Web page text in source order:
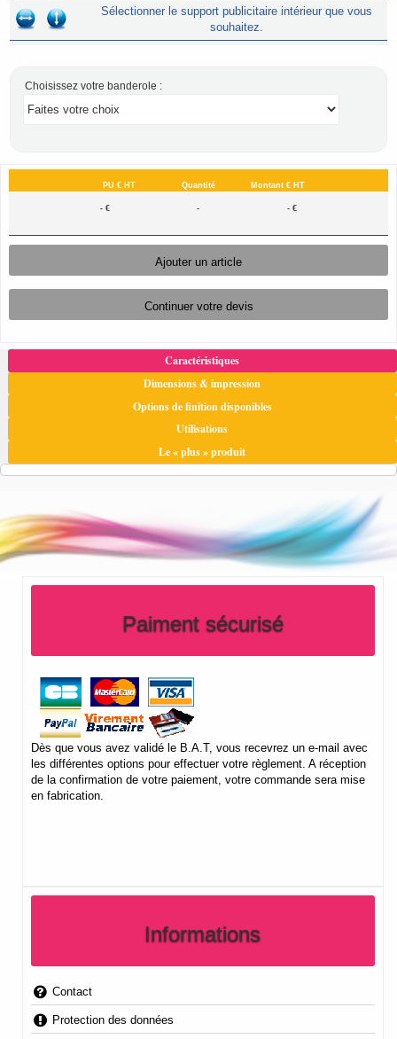
Sélectionner le support publicitaire intérieur que vous
souhaitez.
Choisissez votre banderole :
PU € HT Quantité Montant € HT
- € - - €
Caractéristiques
Dimensions & impression
Options de finition disponibles
Utilisations
Le « plus » produit
Paiment sécurisé
Dès que vous avez validé le B.A.T, vous recevrez un e-mail avec
les différentes options pour effectuer votre règlement. A réception
de la confirmation de votre paiement, votre commande sera mise
en fabrication.
Informations
Contact
Protection des données